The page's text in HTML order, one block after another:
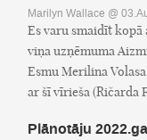
Marilyn Wallace @
Es varu smaidīt kopā
viņa uzņēmuma
Esmu Merilina
ar šī vīrieša (Ričarda
Plānotāju